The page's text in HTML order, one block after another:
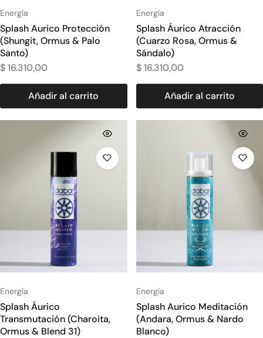
Energía
Splash Aurico Protección
(Shungit, Ormus & Palo
Santo)
$16.310,00
Añadir al carrito
Energía
Splash Áurico Atracción
(Cuarzo Rosa, Ormus &
Sándalo)
$16.310,00
Añadir al carrito
Energía
Splash Áurico
Transmutación (Charoita,
Ormus & Blend 31)
Energía
Splash Aurico Meditación
(Andara, Ormus & Nardo
Blanco)